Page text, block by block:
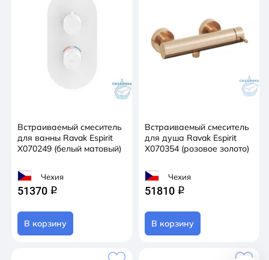
Встраиваемый смеситель
для ванны Ravak Espirit
X070249 (белый матовый)
Чехия
51370 q
В корзину
Встраиваемый смеситель
для душа Ravak Espirit
X070354 (розовое золото)
Чехия
51810 q
В корзину